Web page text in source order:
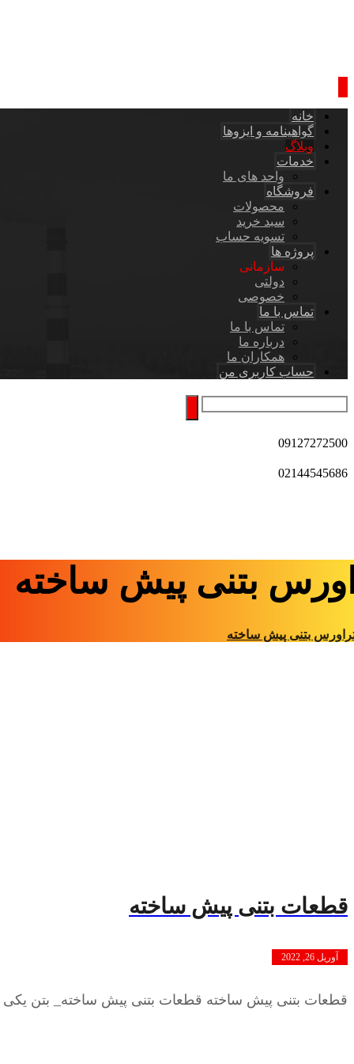
خانه
گواهینامه و ایزوها
وبلاگ
خدمات
واحد های ما
فروشگاه
محصولات
سبد خرید
تسویه حساب
پروژه ها
سازمانی
دولتی
خصوصی
تماس با ما
تماس با ما
درباره ما
همکاران ما
حساب کاربری من
09127272500
02144545686
بتنی پیش ساخته
بتنی پیش ساخته
قطعات بتنی پیش ساخته
آوریل 26, 2022
قطعات بتنی پیش ساخته قطعات بتنی پیش ساخته_ بتن